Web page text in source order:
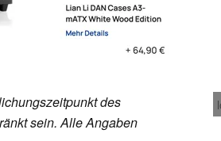
des
sein. Alle Angaben